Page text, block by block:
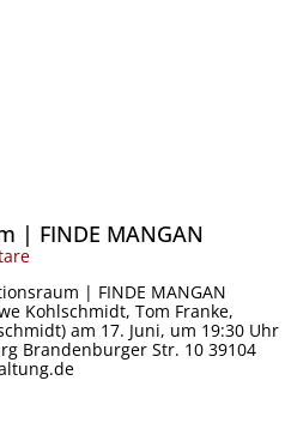
| FINDE MANGAN
| FINDE MANGAN
Kohlschmidt, Tom Franke,
am 17. Juni, um 19:30 Uhr
Brandenburger Str. 10 39104